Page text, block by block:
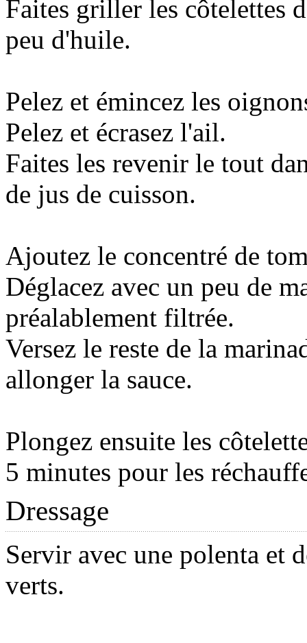
Faites griller les côtelettes
peu d'huile.
Pelez et émincez les
Pelez et écrasez l'ail.
Faites les revenir le tout
de jus de cuisson.
Ajoutez le concentré de
Déglacez avec un peu de
préalablement filtrée.
Versez le reste de la
allonger la sauce.
Plongez ensuite les
5 minutes pour les
Dressage
Servir avec une polenta et
verts.